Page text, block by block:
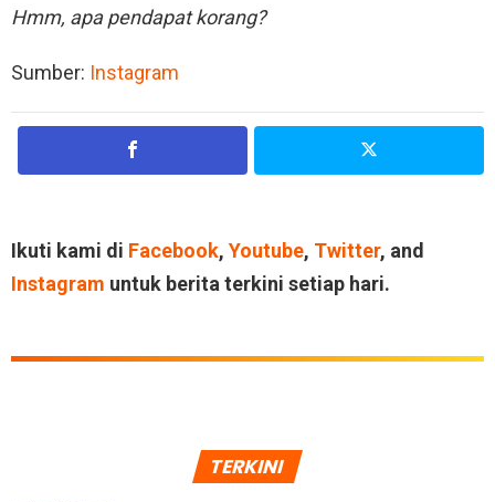
Hmm, apa pendapat korang?
Sumber: Instagram
Ikuti kami di Facebook, Youtube, Twitter, and
Instagram untuk berita terkini setiap hari.
TERKINI